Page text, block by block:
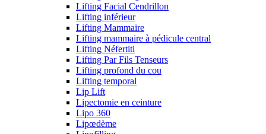
Lifting Facial Cendrillon
Lifting inférieur
Lifting Mammaire
Lifting mammaire à pédicule central
Lifting Néfertiti
Lifting Par Fils Tenseurs
Lifting profond du cou
Lifting temporal
Lip Lift
Lipectomie en ceinture
Lipo 360
Lipœdème